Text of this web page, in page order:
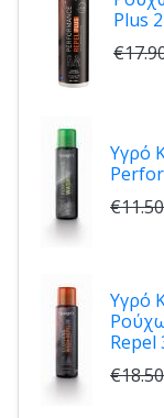
Plus
Υγρό
€11.50
Υγρό
Repel
€18.50